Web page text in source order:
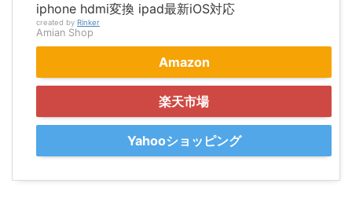
iphone hdmi変換 ipad最新iOS対応
created by Rinker
Amian Shop
Amazon
楽天市場
Yahooショッピング